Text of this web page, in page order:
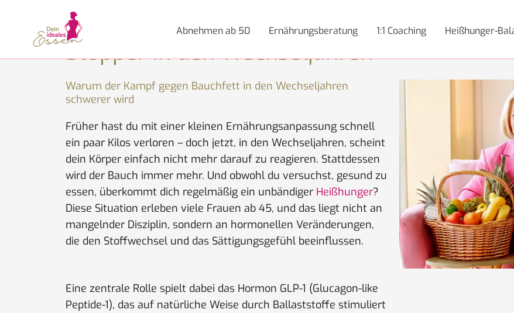
springen
Abnehmen ab 50 Ernährungsberatung 1:1 Coaching Heißhunger-
Abnehmen mit Ballaststoffen: Dein
Stopper in den Wechseljahren
Warum der Kampf gegen Bauchfett in den Wechseljahren
schwerer wird
Früher hast du mit einer kleinen Ernährungsanpassung schnell
ein paar Kilos verloren – doch jetzt, in den Wechseljahren, scheint
dein Körper einfach nicht mehr darauf zu reagieren. Stattdessen
wird der Bauch immer mehr. Und obwohl du versuchst, gesund zu
essen, überkommt dich regelmäßig ein unbändiger Heißhunger?
Diese Situation erleben viele Frauen ab 45, und das liegt nicht an
mangelnder Disziplin, sondern an hormonellen Veränderungen,
die den Stoffwechsel und das Sättigungsgefühl beeinflussen.
Eine zentrale Rolle spielt dabei das Hormon GLP-1 (Glucagon-like
Peptide-1), das auf natürliche Weise durch Ballaststoffe stimuliert